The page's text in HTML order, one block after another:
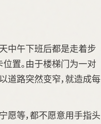
中午下班后都是走着步
置。由于楼梯门为一对
道路突然变窄，就造成每
愿等，都不愿意用手指头